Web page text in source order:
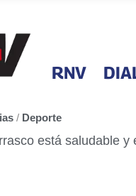
RNV
/ Deporte